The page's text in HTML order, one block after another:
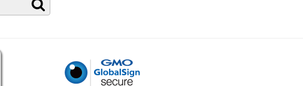
索